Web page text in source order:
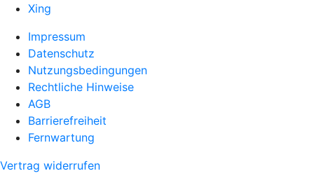
Xing
Impressum
Datenschutz
Nutzungsbedingungen
Rechtliche Hinweise
AGB
Barrierefreiheit
Fernwartung
Vertrag widerrufen